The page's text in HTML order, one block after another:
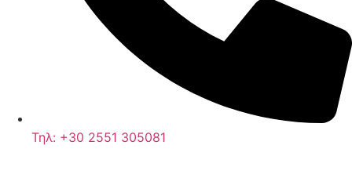
Τηλ: +30 2551 305081